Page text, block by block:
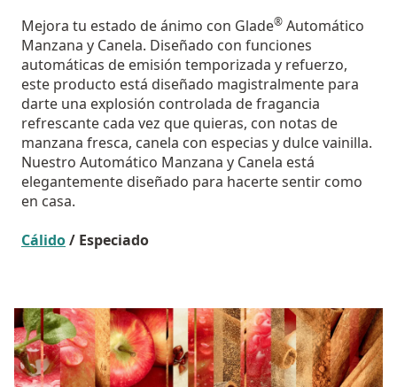
Mejora tu estado de ánimo con Glade® Automático
Manzana y Canela. Diseñado con funciones
automáticas de emisión temporizada y refuerzo,
este producto está diseñado magistralmente para
darte una explosión controlada de fragancia
refrescante cada vez que quieras, con notas de
manzana fresca, canela con especias y dulce vainilla.
Nuestro Automático Manzana y Canela está
elegantemente diseñado para hacerte sentir como
en casa.
Cálido/ Especiado